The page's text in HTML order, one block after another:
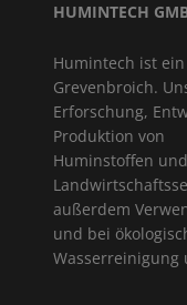
HUMINTECH
Humintech ist
Grevenbroich.
Erforschung,
Produktion von
Huminstoffen
außerdem
und bei
Wasserreinigung